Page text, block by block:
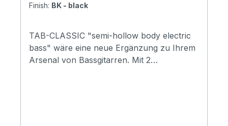
Finish: BK - black
TAB-CLASSIC "semi-hollow body electric
bass" wäre eine neue Ergänzung zu Ihrem
Arsenal von Bassgitarren. Mit 2